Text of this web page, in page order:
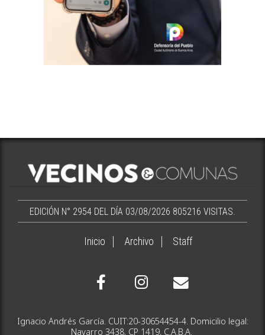
EDICIÓN N° 2954 DEL DÍA 03/08/2026 805216 VISITAS.
Inicio Archivo Staff
Ignacio Andrés García. CUIT:20-30654454-4. Domicilio legal:
Navarro 3438, CP 1419, C.A.B.A.